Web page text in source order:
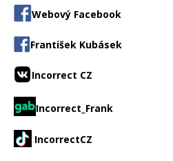
Webový Facebook
František Kubásek
Incorrect CZ
Incorrect_Frank
IncorrectCZ